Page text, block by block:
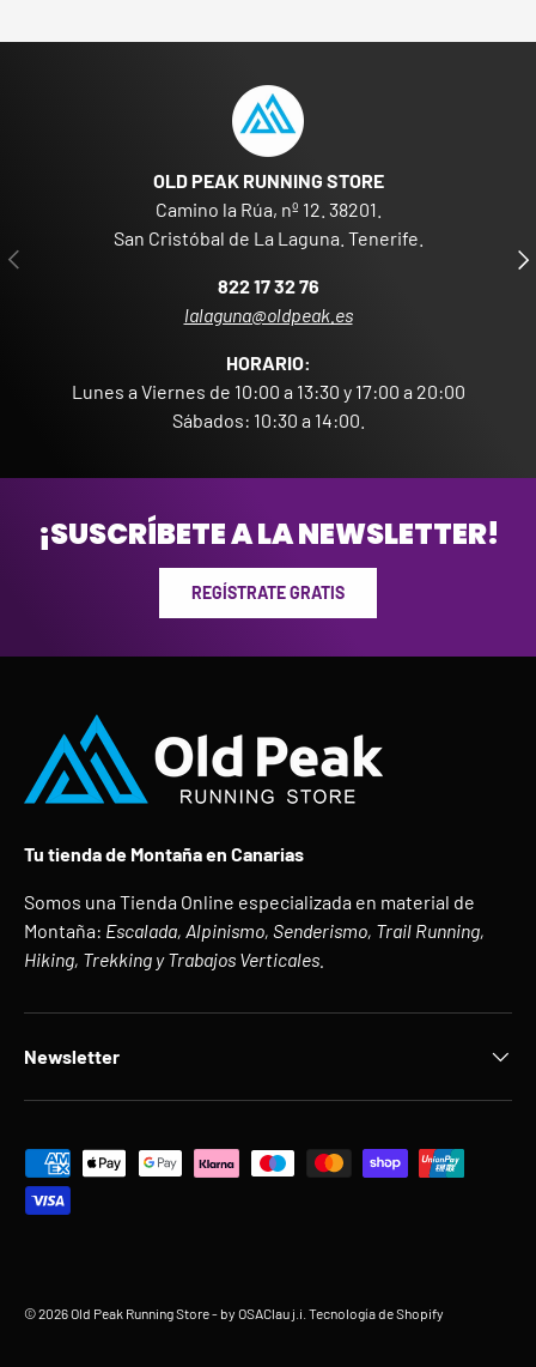
ANTERIOR
OLD PEAK RUNNING STORE
Camino la Rúa, nº 12. 38201.
San Cristóbal de La Laguna. Tenerife.
822 17 32 76
lalaguna@oldpeak.es
HORARIO:
Lunes a Viernes de 10:00 a 13:30 y 17:00 a 20:00
Sábados: 10:30 a 14:00.
¡SUSCRÍBETE A LA NEWSLETTER!
REGÍSTRATE GRATIS
Tu tienda de Montaña en Canarias
Somos una Tienda Online especializada en material de
Montaña: Escalada, Alpinismo, Senderismo, Trail Running,
Hiking, Trekking y Trabajos Verticales.
Newsletter
Formas de pago aceptadas
© 2026Old Peak Running Store- by OSAClau j.i. Tecnología de Shopify